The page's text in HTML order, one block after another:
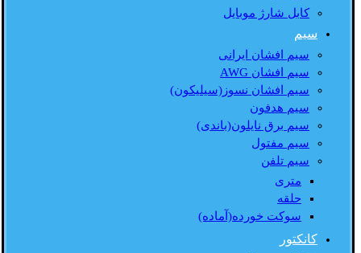
کابل شارژ موبایل
سیم
سیم افشان ایرانی
سیم افشان AWG
سیم افشان نسوز(سیلیکون)
سیم هدفون
سیم برق نایلون(باندی)
سیم مفتول
سیم تلفن
متری
حلقه
سوکت خورده(آماده)
کانکتور